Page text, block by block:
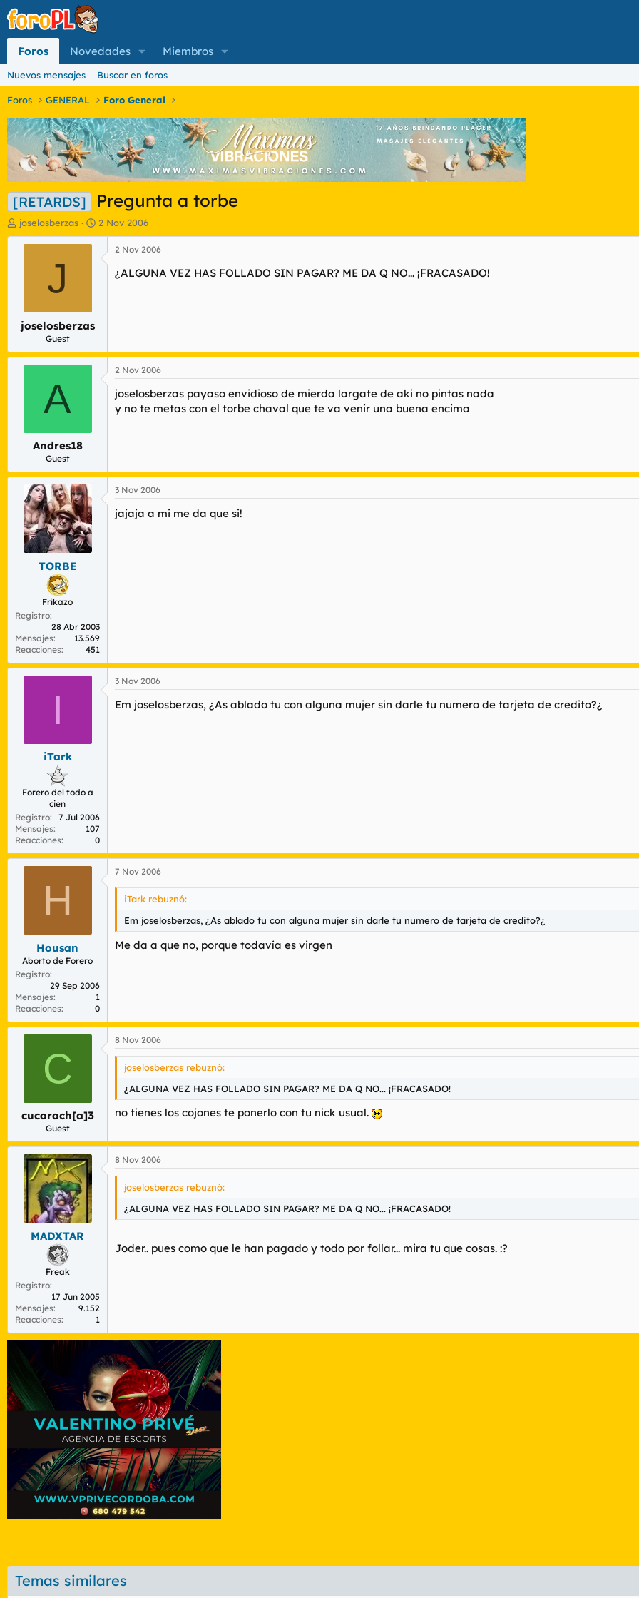
Foros Novedades Miembros
Nuevos mensajes Buscar en foros
Foros GENERAL Foro General
[RETARDS] Pregunta a torbe
I
n
o
r
e
joselosberzas
F
e
h
c
o
2 Nov 2006
J
joselosberzas
Guest
2 Nov 2006
¿ALGUNA VEZ HAS FOLLADO SIN PAGAR? ME DA Q NO... ¡FRACASADO!
A
Andres18
Guest
2 Nov 2006
joselosberzas payaso envidioso de mierda largate de aki no pintas nada
y no te metas con el torbe chaval que te va venir una buena encima
TORBE
Frikazo
Registro
28 Abr 2003
Mensajes
13.569
Reacciones
451
3 Nov 2006
jajaja a mi me da que si!
I
iTark
Forero del todo a
cien
Registro
7 Jul 2006
Mensajes
107
Reacciones
0
3 Nov 2006
Em joselosberzas, ¿As ablado tu con alguna mujer sin darle tu numero de tarjeta de credito?¿
H
Housan
Aborto de Forero
Registro
29 Sep 2006
Mensajes
1
Reacciones
0
7 Nov 2006
iTark rebuznó:
Em joselosberzas, ¿As ablado tu con alguna mujer sin darle tu numero de tarjeta de credito?¿
Me da a que no, porque todavía es virgen
C
cucarach[a]3
Guest
8 Nov 2006
joselosberzas rebuznó:
¿ALGUNA VEZ HAS FOLLADO SIN PAGAR? ME DA Q NO... ¡FRACASADO!
no tienes los cojones te ponerlo con tu nick usual.
MADXTAR
Freak
Registro
17 Jun 2005
Mensajes
9.152
Reacciones
1
8 Nov 2006
joselosberzas rebuznó:
¿ALGUNA VEZ HAS FOLLADO SIN PAGAR? ME DA Q NO... ¡FRACASADO!
Joder.. pues como que le han pagado y todo por follar... mira tu que cosas. :?
Temas similares